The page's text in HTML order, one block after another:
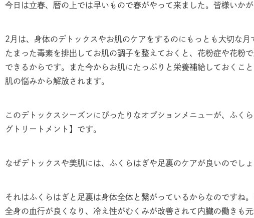
今日は立春、暦の上では早いもので春がやって来ました。皆様いか
2月は、身体のデトックスやお肌のケアをするのにもっとも大切な月
たまった毒素を排出してお肌の調子を整えておくと、花粉症や花粉
できるからです。また今からお肌にたっぷりと栄養補給しておくこ
肌の悩みから解放されます。
このデトックスシーズンにぴったりなオプションメニューが、ふく
グトリートメント】です。
なぜデトックスや美肌には、ふくらはぎや足裏のケアが良いのでしょ
それはふくらはぎと足裏は身体全体と繋がっているからなのですね
全身の血行が良くなり、冷え性がむくみが改善されて内臓の働きも